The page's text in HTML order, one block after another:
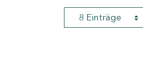
8 Einträge